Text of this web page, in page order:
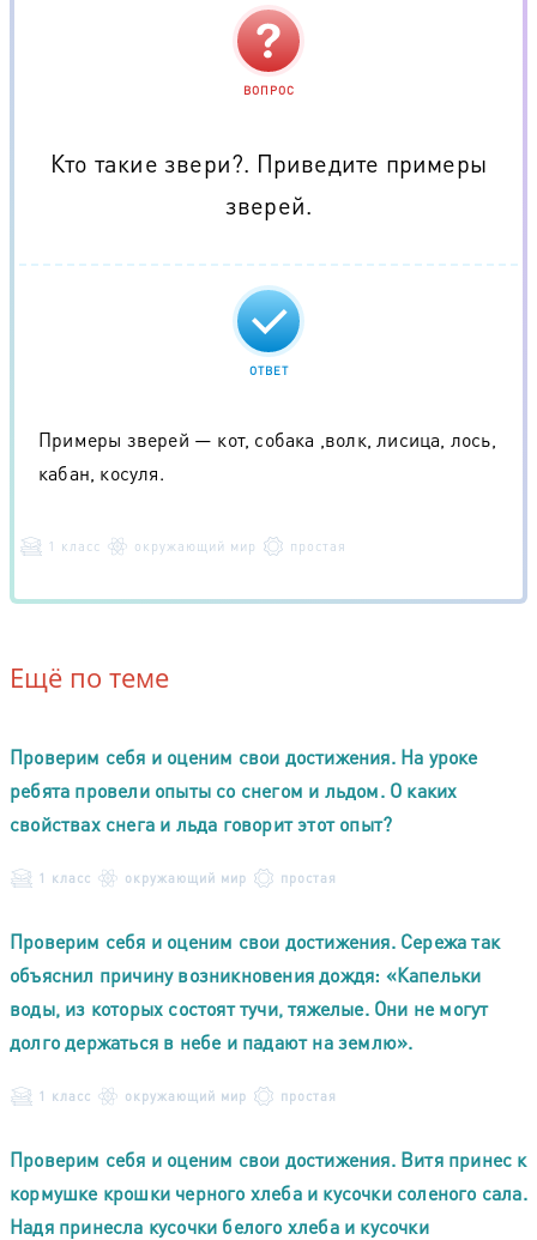
ВОПРОС
Кто такие звери?. Приведите примеры
зверей.
ОТВЕТ
Примеры зверей — кот, собака ,волк, лисица, лось,
кабан, косуля.
1 класс окружающий мир простая
Ещё по теме
Проверим себя и оценим свои достижения. На уроке
ребята провели опыты со снегом и льдом. О каких
свойствах снега и льда говорит этот опыт?
1 класс окружающий мир простая
Проверим себя и оценим свои достижения. Сережа так
объяснил причину возникновения дождя: «Капельки
воды, из которых состоят тучи, тяжелые. Они не могут
долго держаться в небе и падают на землю».
1 класс окружающий мир простая
Проверим себя и оценим свои достижения. Витя принес к
кормушке крошки черного хлеба и кусочки соленого сала.
Надя принесла кусочки белого хлеба и кусочки